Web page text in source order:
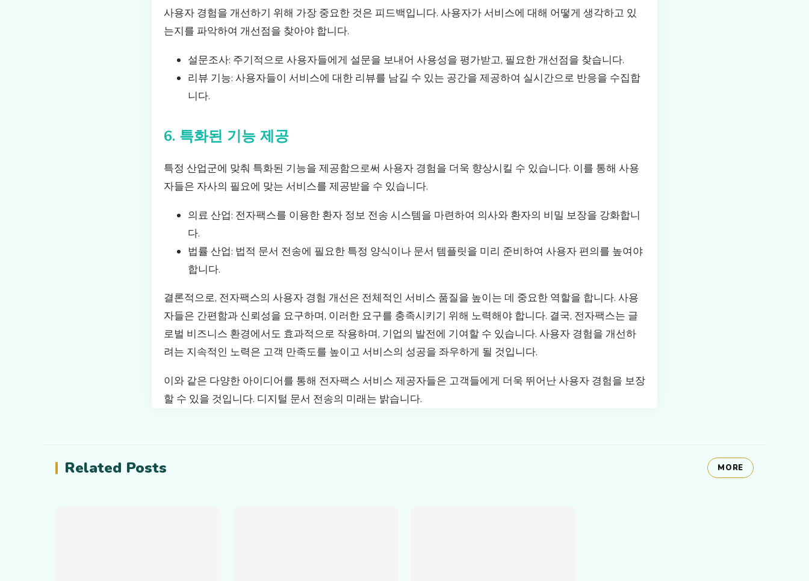
사용자 경험을 개선하기 위해 가장 중요한 것은 피드백입니다. 사용자가 서비스에 대해 어떻게 생각하고 있
는지를 파악하여 개선점을 찾아야 합니다.
설문조사: 주기적으로 사용자들에게 설문을 보내어 사용성을 평가받고, 필요한 개선점을 찾습니다.
리뷰 기능: 사용자들이 서비스에 대한 리뷰를 남길 수 있는 공간을 제공하여 실시간으로 반응을 수집합
니다.
6. 특화된 기능 제공
특정 산업군에 맞춰 특화된 기능을 제공함으로써 사용자 경험을 더욱 향상시킬 수 있습니다. 이를 통해 사용
자들은 자사의 필요에 맞는 서비스를 제공받을 수 있습니다.
의료 산업: 전자팩스를 이용한 환자 정보 전송 시스템을 마련하여 의사와 환자의 비밀 보장을 강화합니
다.
법률 산업: 법적 문서 전송에 필요한 특정 양식이나 문서 템플릿을 미리 준비하여 사용자 편의를 높여야
합니다.
결론적으로, 전자팩스의 사용자 경험 개선은 전체적인 서비스 품질을 높이는 데 중요한 역할을 합니다. 사용
자들은 간편함과 신뢰성을 요구하며, 이러한 요구를 충족시키기 위해 노력해야 합니다. 결국, 전자팩스는 글
로벌 비즈니스 환경에서도 효과적으로 작용하며, 기업의 발전에 기여할 수 있습니다. 사용자 경험을 개선하
려는 지속적인 노력은 고객 만족도를 높이고 서비스의 성공을 좌우하게 될 것입니다.
이와 같은 다양한 아이디어를 통해 전자팩스 서비스 제공자들은 고객들에게 더욱 뛰어난 사용자 경험을 보장
할 수 있을 것입니다. 디지털 문서 전송의 미래는 밝습니다.
Related Posts MORE